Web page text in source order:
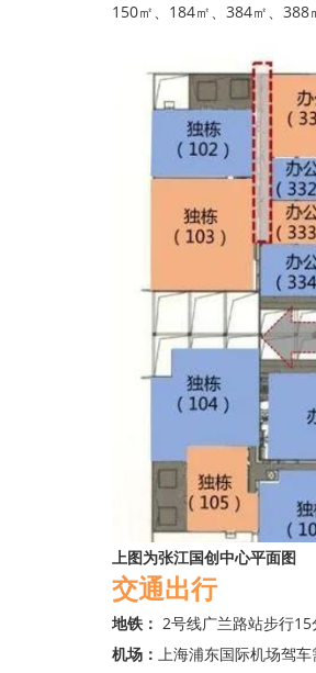
150㎡、184㎡、384㎡、
上图为张江国创中心平面图
交通出行
地铁： 2号线广兰路站步行15
机场： 上海浦东国际机场驾